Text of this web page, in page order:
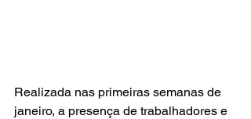
Realizada nas primeiras semanas de
janeiro, a presença de trabalhadores e